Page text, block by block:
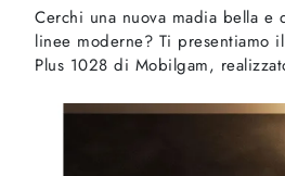
Cerchi una nuova madia bella e
linee moderne? Ti presentiamo
Plus 1028 di Mobilgam,